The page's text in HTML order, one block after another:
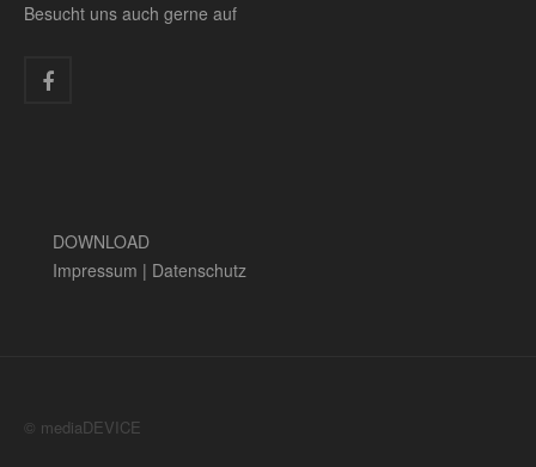
Besucht uns auch gerne auf
DOWNLOAD
Impressum | Datenschutz
© mediaDEVICE